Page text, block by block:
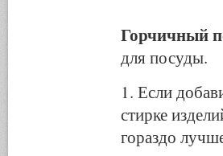
Горчичный
для посуды.
1. Если
стирке
гораздо